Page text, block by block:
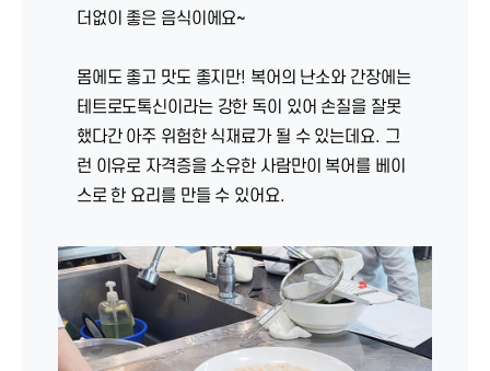
더없이 좋은 음식이에요~
몸에도 좋고 맛도 좋지만! 복어의 난소와 간장에는
테트로도톡신이라는 강한 독이 있어 손질을 잘못
했다간 아주 위험한 식재료가 될 수 있는데요. 그
런 이유로 자격증을 소유한 사람만이 복어를 베이
스로 한 요리를 만들 수 있어요.